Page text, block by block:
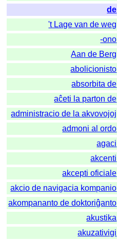
de
't Lage van de weg
-ono
Aan de Berg
abolicionisto
absorbita de
aĉeti la parton de
administracio de la akvovojoj
admoni al ordo
agaci
akcenti
akcepti oficiale
akcio de navigacia kompanio
akompananto de doktoriĝanto
akustika
akuzativigi